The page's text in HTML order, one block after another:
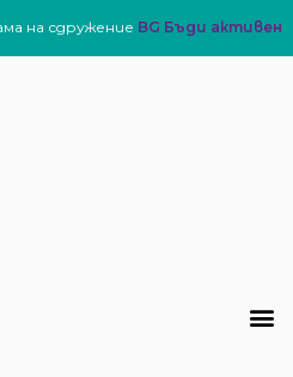
на сдружение BG Бъди активен